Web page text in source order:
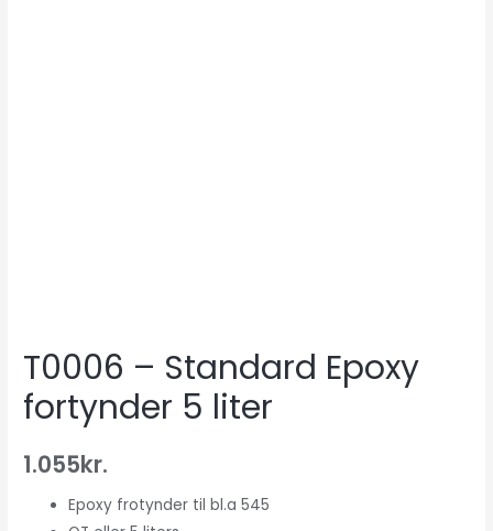
T0006 – Standard Epoxy
fortynder 5 liter
1.055kr.
Epoxy frotynder til bl.a 545